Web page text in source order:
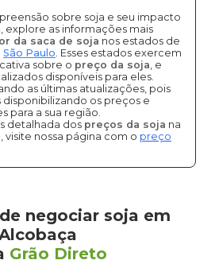
sobre soja e seu impacto
explore as informações mais
da saca de soja nos estados de
São Paulo. Esses estados exercem
sobre o preço da soja, e
disponíveis para eles.
as últimas atualizações, pois
os preços e
para a sua região.
detalhada dos preços da soja na
visite nossa página com o preço
negociar soja em
Grão Direto